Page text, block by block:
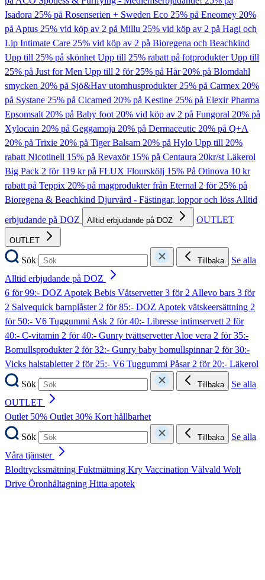
Isadora 25% på Rosenserien + Sweden Eco 25% på Eneomey 20%
på Aptus 25% vid köp av 2 på Millu 25% vid köp av 2 på Hagi och
Lip Intimate Care 25% vid köp av 2 på Bioregena och Beachkind
Upp till 25% på skönhetUpp till 25% rabatt på fotprodukterUpp till
25% på Just for Men Upp till 2 för 25% på Hår20% på Blomdahl
smycken 20% på Sjö&Hav utomhusprodukter25% på Carmex 20%
på Systane 25% på Cicamed 20% på Kestine 25% på Elexir Pharma
Epsomsalt20% på Baby foot20% vid köp av 2 på Fungoral 20% på
Xylocain 20% på Geggamoja 20% på Dermaceutic 20% på Q+A
20% på Trixie 20% på Tiger Balsam 20% på Hylo Upp till 20%
rabatt Nicotinell 15% på Revaxör 15% på Centaura 20kr/st Läkerol
Big Pack 2 för 119 kr på FLUX Flourskölj 15% På Otinova 10 kr
rabatt på Teppix 20% på magprodukter från Eternal 2 för 25% på
Bioregena & Beachkind Djurvård - Fästingar, loppor och lössAlltid
erbjudande på DOZ
Alltid erbjudande på DOZ OUTLET
OUTLET
Sök Tillbaka
Se alla
Alltid erbjudande på DOZ
6 för 99:- DOZ Apotek Bebis Våtservetter3 för 2 Allevo bars 3 för
2 Salvequick barnplåster2 för 85:- DOZ Apotek vätskeersättning 2
för 50:- V6 Tuggummi Ask 2 för 40:- Libresse intimservett2 för
40:- C-vitamin 2 för 40:- Gunry tvättservetter Aloe vera 2 för 35:-
Bomullsprodukter2 för 32:- Gunry baby bomullspinnar2 för 30:-
Vicks halstabletter2 för 25:- V6 Tuggummi Påsar2 för 20:- Läkerol
Sök
Tillbaka
Se alla
OUTLET
Outlet 50% Outlet 30% Kort hållbarhet
Sök
Tillbaka
Se alla
Våra tjänster
Blodtrycksmätning Fuktmätning Kry Vaccination Välvald Wolt
Drive Öronhåltagning Hitta apotek